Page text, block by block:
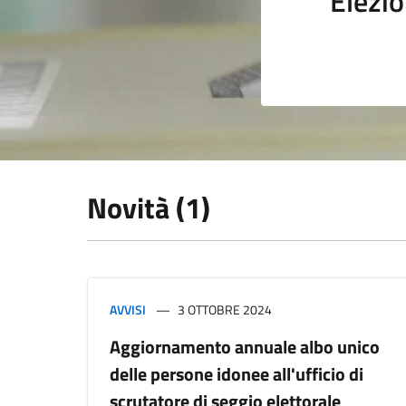
Novità (1)
AVVISI 3 OTTOBRE 2024
Aggiornamento annuale albo unico
delle persone idonee all'ufficio di